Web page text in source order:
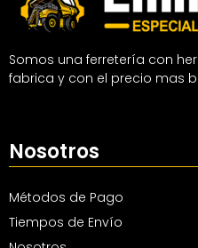
Somos una ferretería con
fabrica y con el precio mas
Nosotros
Métodos de Pago
Tiempos de Envío